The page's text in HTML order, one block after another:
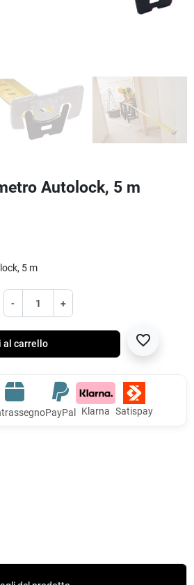
Autolock, 5 m
5 m
- +
al carrello favorite_border
PayPal Klarna Satispay